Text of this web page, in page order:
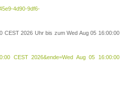
4d90-9df6-
CEST 2026 Uhr bis zum Wed Aug 05 16:00:00
CEST 2026&ende=Wed Aug 05 16:00:00